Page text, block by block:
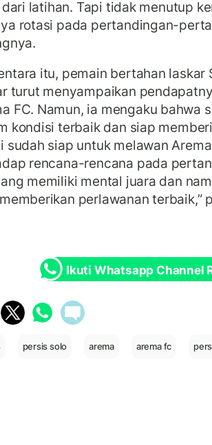
latihan. Tapi tidak menutup
rotasi pada pertandingan-
itu, pemain bertahan laskar
turut menyampaikan
FC. Namun, ia mengaku bahwa
kondisi terbaik dan siap
sudah siap untuk melawan
rencana-rencana pada
memiliki mental juara dan
perlawanan terbaik,”
Ikuti Whatsapp Channel
persis solo arema arema fc